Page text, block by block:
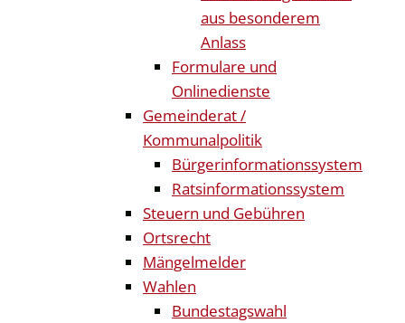
aus besonderem
Anlass
Formulare und
Onlinedienste
Gemeinderat /
Kommunalpolitik
Bürgerinformationssystem
Ratsinformationssystem
Steuern und Gebühren
Ortsrecht
Mängelmelder
Wahlen
Bundestagswahl